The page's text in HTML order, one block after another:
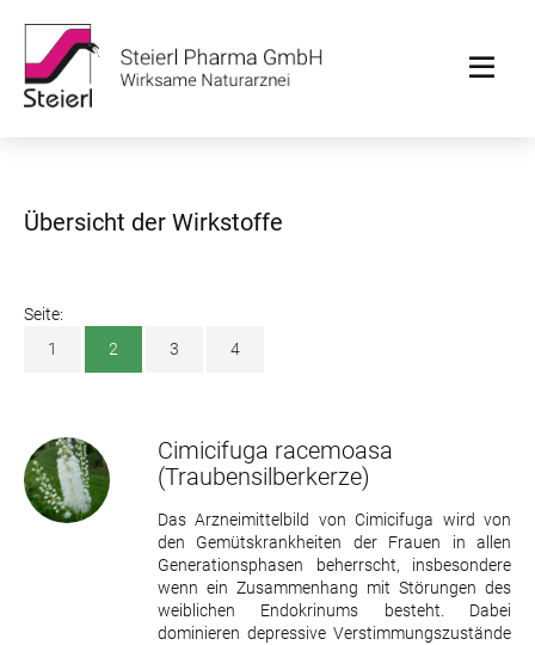
Übersicht der Wirkstoffe
Seite:
1
2 3 4
Cimicifuga racemoasa
(Traubensilberkerze)
Das Arzneimittelbild von Cimicifuga wird von
den Gemütskrankheiten der Frauen in allen
Generationsphasen beherrscht, insbesondere
wenn ein Zusammenhang mit Störungen des
weiblichen Endokrinums besteht. Dabei
dominieren depressive Verstimmungszustände